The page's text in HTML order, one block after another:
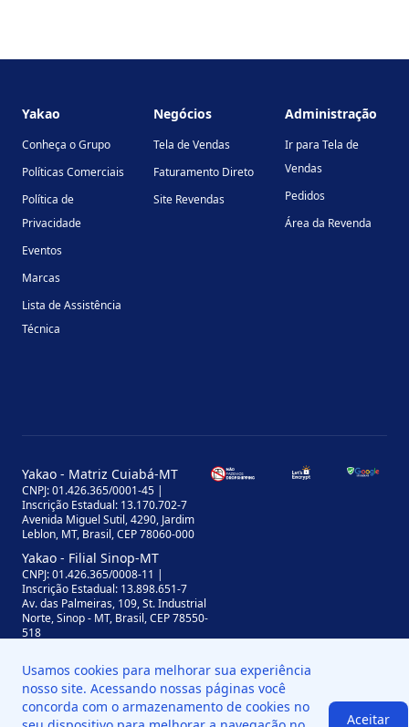
Yakao
Conheça o Grupo
Políticas Comerciais
Política de
Privacidade
Eventos
Marcas
Lista de Assistência
Técnica
Negócios
Tela de Vendas
Faturamento Direto
Site Revendas
Administração
Ir para Tela de
Vendas
Pedidos
Área da Revenda
Yakao - Matriz Cuiabá-MT
CNPJ: 01.426.365/0001-45 |
Inscrição Estadual: 13.170.702-7
Avenida Miguel Sutil, 4290, Jardim
Leblon, MT, Brasil, CEP 78060-000
Yakao - Filial Sinop-MT
CNPJ: 01.426.365/0008-11 |
Inscrição Estadual: 13.898.651-7
Av. das Palmeiras, 109, St. Industrial
Norte, Sinop - MT, Brasil, CEP 78550-
518
Usamos cookies para melhorar sua experiência
nosso site. Acessando nossas páginas você
concorda com o armazenamento de cookies no
Aceitar